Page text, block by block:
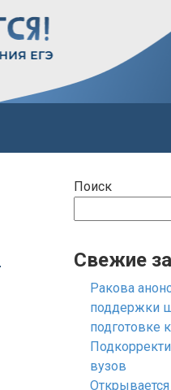
Поиск
Свежие
Ракова
поддержки
подготовке
вузов
Открывается